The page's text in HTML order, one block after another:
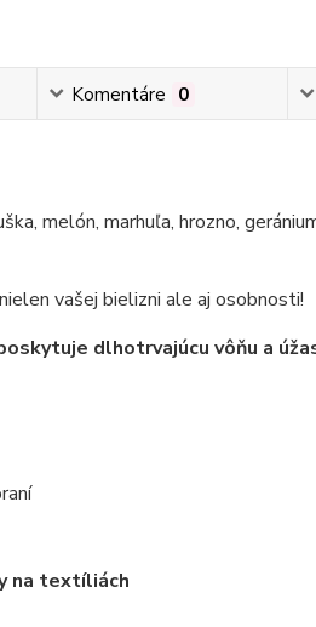
Komentáre 0
melón, marhuľa, hrozno,
vašej bielizni ale aj osobnosti!
dlhotrvajúcu vôňu a
na textíliách